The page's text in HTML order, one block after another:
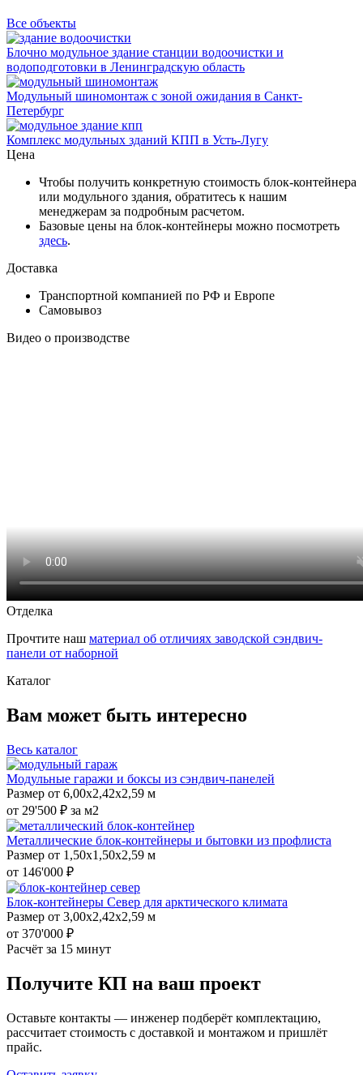
Все объекты
Блочно модульное здание станции водоочистки и
водоподготовки в Ленинградскую область
Модульный шиномонтаж с зоной ожидания в Санкт-
Петербург
Комплекс модульных зданий КПП в Усть-Лугу
Цена
Чтобы получить конкретную стоимость блок-контейнера
или модульного здания, обратитесь к нашим
менеджерам за подробным расчетом.
Базовые цены на блок-контейнеры можно посмотреть
здесь.
Доставка
Транспортной компанией по РФ и Европе
Самовывоз
Видео о производстве
Отделка
Прочтите наш материал об отличиях заводской сэндвич-
панели от наборной
Каталог
Вам может быть интересно
Весь каталог
Модульные гаражи и боксы из сэндвич-панелей
Размер от 6,00x2,42x2,59 м
от 29'500 ₽ за м2
Металлические блок-контейнеры и бытовки из профлиста
Размер от 1,50x1,50x2,59 м
от 146'000 ₽
Блок-контейнеры Север для арктического климата
Размер от 3,00х2,42х2,59 м
от 370'000 ₽
Расчёт за 15 минут
Получите КП на ваш проект
Оставьте контакты — инженер подберёт комплектацию,
рассчитает стоимость с доставкой и монтажом и пришлёт
прайс.